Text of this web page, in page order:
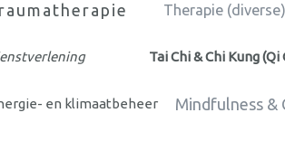
Therapie (diverse)
Tai Chi & Chi Kung (Qi
en klimaatbeheer Mindfulness &